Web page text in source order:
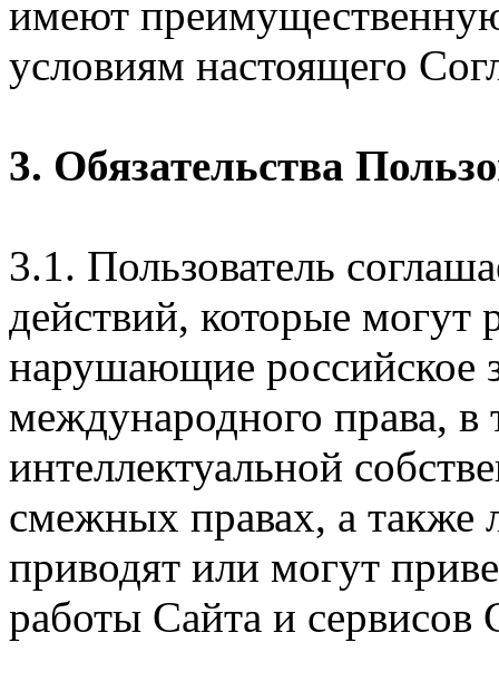
имеют
условиям настоящего
3. Обязательства
3.1. Пользователь
действий, которые могут
нарушающие российское
международного права, в
интеллектуальной
смежных правах, а также
приводят или могут
работы Сайта и сервисов